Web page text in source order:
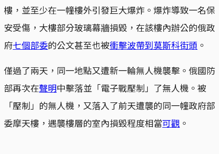
樓，並至少在一幢樓外引發巨大爆炸。爆炸導致一名保
安受傷，大樓部分玻璃幕牆損毀，在該樓內辦公的俄政
府七個部委的公文甚至也被衝擊波帶到莫斯科街頭 。
僅過了兩天，同一地點又遭新一輪無人機襲擊。俄國防
部再次在聲明中擊落並「電子戰壓制」了無人機。被
「壓制」的無人機，又落入了前天遭襲的同一幢政府部
委摩天樓，遇襲樓層的室內損毀程度相當可觀 。